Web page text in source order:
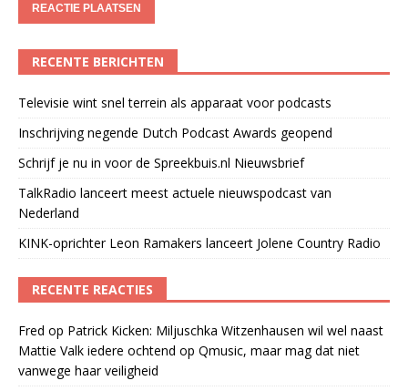
RECENTE BERICHTEN
Televisie wint snel terrein als apparaat voor podcasts
Inschrijving negende Dutch Podcast Awards geopend
Schrijf je nu in voor de Spreekbuis.nl Nieuwsbrief
TalkRadio lanceert meest actuele nieuwspodcast van
Nederland
KINK-oprichter Leon Ramakers lanceert Jolene Country Radio
RECENTE REACTIES
Fred op Patrick Kicken: Miljuschka Witzenhausen wil wel naast
Mattie Valk iedere ochtend op Qmusic, maar mag dat niet
vanwege haar veiligheid